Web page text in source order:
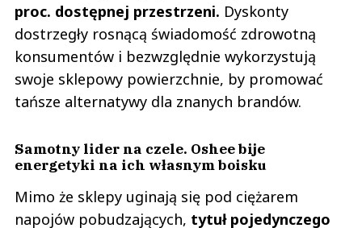
proc. dostępnej przestrzeni. Dyskonty
dostrzegły rosnącą świadomość zdrowotną
konsumentów i bezwzględnie wykorzystują
swoje sklepowy powierzchnie, by promować
tańsze alternatywy dla znanych brandów.
Samotny lider na czele. Oshee bije
energetyki na ich własnym boisku
Mimo że sklepy uginają się pod ciężarem
napojów pobudzających, tytuł pojedynczego